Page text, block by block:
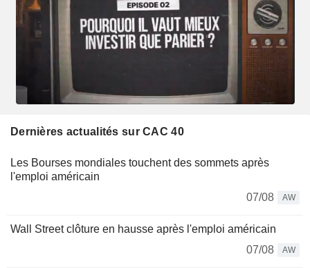
Dernières actualités sur CAC 40
Les Bourses mondiales touchent des sommets après
l'emploi américain
07/08
AW
Wall Street clôture en hausse après l'emploi américain
07/08
AW